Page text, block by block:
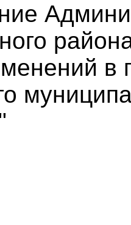
в